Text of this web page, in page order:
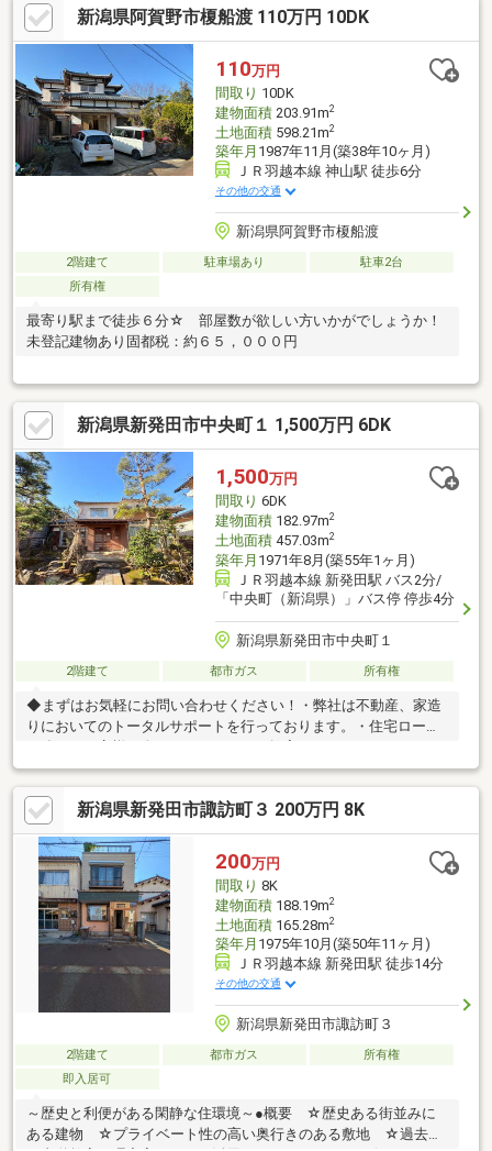
新潟県阿賀野市榎船渡 110万円 10DK
110万円
間取り 10DK
建物面積203.91m2
土地面積598.21m2
築年月 1987年11月(築38年10ヶ月)
ＪＲ羽越本線 神山駅 徒歩6分
その他の交通
新潟県阿賀野市榎船渡
2階建て 駐車場あり
駐車2台
所有権
最寄り駅まで徒歩６分☆ 部屋数が欲しい方いかがでしょうか！
未登記建物あり固都税：約６５，０００円
新潟県新発田市中央町１ 1,500万円 6DK
1,500万円
間取り 6DK
建物面積182.97m2
土地面積457.03m2
築年月 1971年8月(築55年1ヶ月)
ＪＲ羽越本線 新発田駅 バス2分/
「中央町（新潟県）」バス停 停歩4分
新潟県新発田市中央町１
2階建て 都市ガス 所有権
◆まずはお気軽にお問い合わせください！・弊社は不動産、家造
りにおいてのトータルサポートを行っております。・住宅ローン
に強く、お客様一人ひとりにあったご提案をさせていただきま
す。・スタッフ一同、誠心誠意ご対応させていただきます！◆経
験知識が豊富なスタッフが在籍！迅速な対応を心掛けておりま
す。・お問合せを受けてから即日ご対応をさせていただきま
す。・その他物件情報も多数ございます！お気軽にお問い合わせ
ください。
新潟県新発田市諏訪町３ 200万円 8K
200万円
間取り 8K
建物面積188.19m2
土地面積165.28m2
築年月 1975年10月(築50年11ヶ月)
ＪＲ羽越本線 新発田駅 徒歩14分
その他の交通
新潟県新発田市諏訪町３
2階建て 都市ガス
所有権
即入居可
～歴史と利便がある閑静な住環境～●概要 ☆歴史ある街並みに
ある建物 ☆プライベート性の高い奥行きのある敷地 ☆過去に